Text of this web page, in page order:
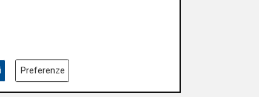
Preferenze